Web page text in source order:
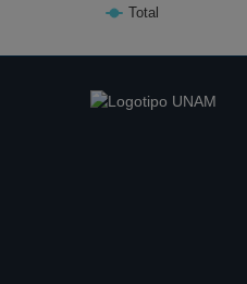
Total
End of interactive chart.